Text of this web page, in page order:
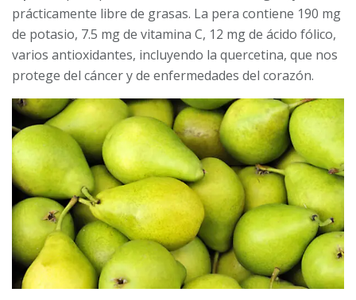
prácticamente libre de grasas. La pera contiene 190 mg
de potasio, 7.5 mg de vitamina C, 12 mg de ácido fólico,
varios antioxidantes, incluyendo la quercetina, que nos
protege del cáncer y de enfermedades del corazón.